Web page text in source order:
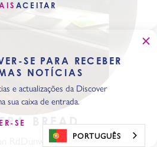
BREAD
Dunwoody, Georgia 30338
ACEITAR
SE PARA RECEBER
NOTÍCIAS
e actualizações da Discover
sua caixa de entrada.
SE
PORTUGUÊS